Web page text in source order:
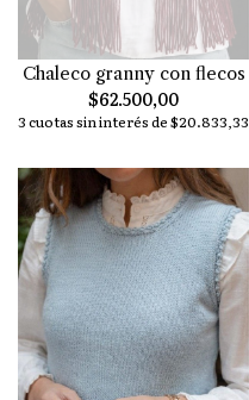
Chaleco granny con flecos
$62.500,00
3 cuotas sin interés de $20.833,33